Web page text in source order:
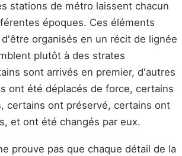
stations de métro laissent chacun
époques. Ces éléments
organisés en un récit de lignée
plutôt à des strates
sont arrivés en premier, d'autres
ont été déplacés de force, certains
certains ont préservé, certains ont
et ont été changés par eux.
prouve pas que chaque détail de la